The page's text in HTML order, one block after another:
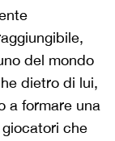
del mondo
dietro di lui,
a formare una
che